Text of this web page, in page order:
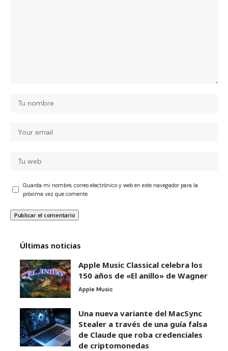
Guarda mi nombre, correo electrónico y web en este navegador para la
próxima vez que comente.
Últimas noticias
Apple Music Classical celebra los
150 años de «El anillo» de Wagner
Apple Music
Una nueva variante del MacSync
Stealer a través de una guía falsa
de Claude que roba credenciales
de criptomonedas